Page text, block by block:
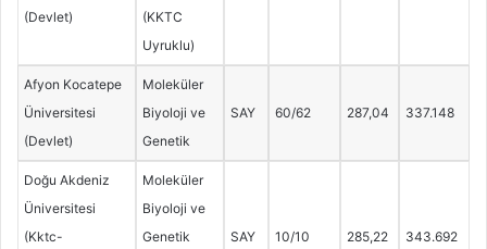
(Devlet)
(KKTC
Uyruklu)
Afyon Kocatepe
Üniversitesi
(Devlet)
Moleküler
Biyoloji ve
Genetik
SAY 60/62 287,04 337.148
Doğu Akdeniz
Üniversitesi
(Kktc-
Moleküler
Biyoloji ve
Genetik
SAY 10/10 285,22 343.692